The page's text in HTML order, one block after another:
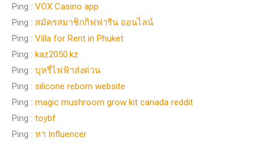
Ping : VOX Casino app
Ping : สมัครสมาชิกกิฟฟารีน ออนไลน์
Ping : Villa for Rent in Phuket
Ping : kaz2050.kz
Ping : บุหรี่ไฟฟ้าส่งด่วน
Ping : silicone reborn website
Ping : magic mushroom grow kit canada reddit
Ping : toybf
Ping : หา Influencer